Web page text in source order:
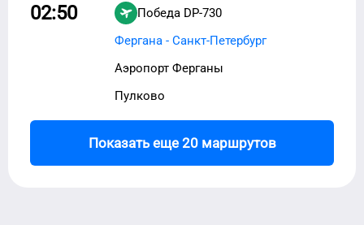
02:50 Победа DP-730
Фергана - Санкт-Петербург
Аэропорт Ферганы
Пулково
Показать еще 20 маршрутов